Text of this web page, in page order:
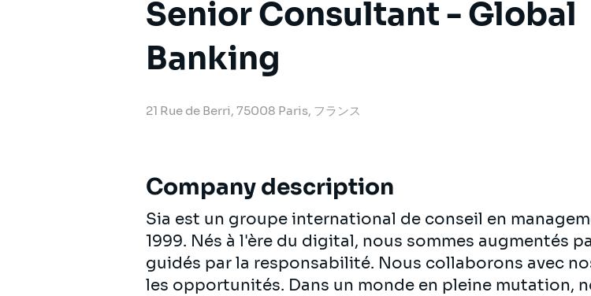
Senior Consultant - Global
Banking
21 Rue de Berri, 75008 Paris, フランス
Company description
Sia est un groupe international de conseil en
1999. Nés à l'ère du digital, nous sommes augmentés
guidés par la responsabilité. Nous collaborons avec
les opportunités. Dans un monde en pleine mutation,